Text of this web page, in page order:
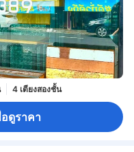
4 เตียงสองชั้น
อดูราคา